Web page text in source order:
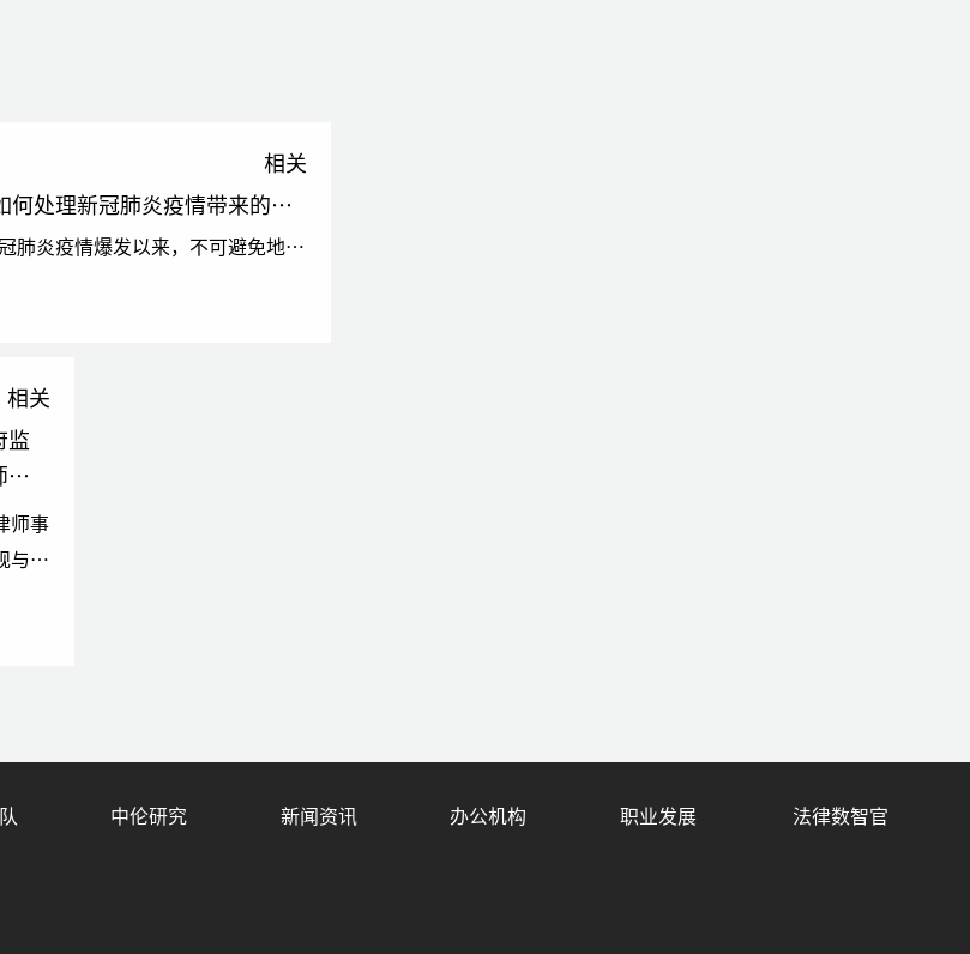
动，并就数据保护、网络安全和其他与中
供应对涉及DSL和PIPL中设定的数据传输
络安全合规方面的常年法律顾问服务
，该案被评为“广州市中院十大知识产权
识产权审判十大案例"
了显著成效
某饮料食品有限公司侵犯其商标权纠纷
相关
谈酒店行业如何处理新冠肺炎疫情带来的中长期影响
酒店行业自新冠肺炎疫情爆发以来，不可避免地受到了疫情的影响，而且尤为严重。本文就酒店行业如何应对新冠肺炎疫情带来的中长期不利影响作出分析。新冠肺炎疫情对酒店行业的暂时影响2020年01月20日中华人民
相关
监
联
务
交
师事
与政
充
中伦研究 新闻资讯 办公机构 职业发展 法律数智官